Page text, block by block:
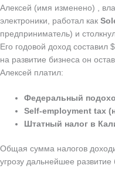
Алексей (имя изменено) ,
электроники, работал как
предприниматель) и
Его годовой доход составил
на развитие бизнеса он
Алексей платил:
Федеральный
Self-employment tax
Штатный налог в
Общая сумма налогов
угрозу дальнейшее развитие